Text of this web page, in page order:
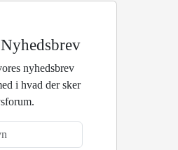
nyhedsbrev
i hvad der sker